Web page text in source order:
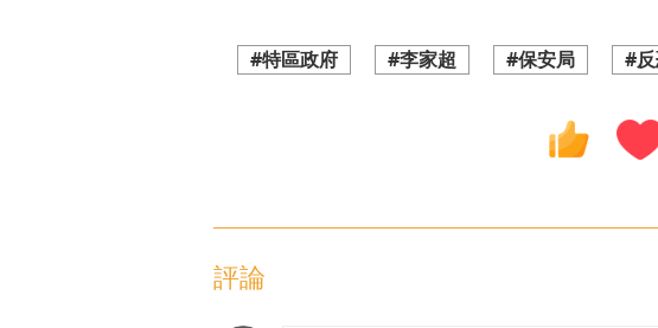
#特區政府 #李家超 #保安局 #
評論